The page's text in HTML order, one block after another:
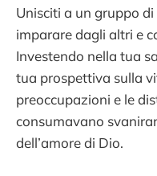
Unisciti a un gruppo
imparare dagli altri e
Investendo nella tua
tua prospettiva sulla
preoccupazioni e le
consumavano
dell’amore di Dio.